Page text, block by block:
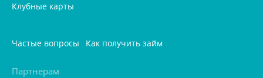
Клубные карты
Частые вопросы Как получить займ
Партнерам